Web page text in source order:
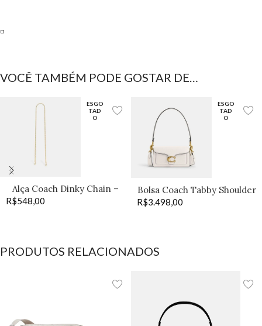
▫️
VOCÊ TAMBÉM PODE GOSTAR DE…
ESGO
TAD
O
Alça Coach Dinky Chain –
R$548,00
ESGO
TAD
O
Bolsa Coach Tabby Shoulder
R$3.498,00
PRODUTOS RELACIONADOS